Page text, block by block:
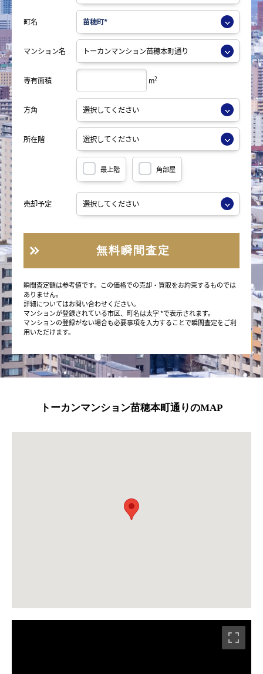
町名
マンション名
専有面積 m2
方角
所在階
最上階 角部屋
売却予定
無料瞬間査定
瞬間査定額は参考値です。この価格での売却・買取をお約束するものでは
ありません。
詳細についてはお問い合わせください。
マンションが登録されている市区、町名は太字 *で表示されます。
マンションの登録がない場合も必要事項を入力することで瞬間査定をご利
用いただけます。
トーカンマンション苗穂本町通りのMAP